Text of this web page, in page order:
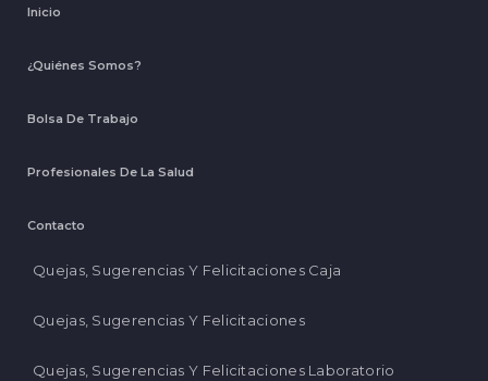
Inicio
¿Quiénes Somos?
Bolsa De Trabajo
Profesionales De La Salud
Contacto
Quejas, Sugerencias Y Felicitaciones Caja
Quejas, Sugerencias Y Felicitaciones
Quejas, Sugerencias Y Felicitaciones Laboratorio